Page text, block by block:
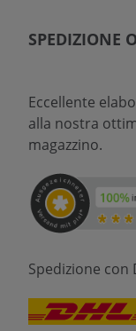
SPEDIZIONE
Eccellente
alla nostra
magazzino.
Spedizione con